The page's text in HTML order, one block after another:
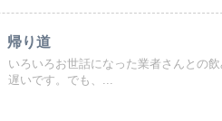
帰り道
いろいろお世話になった業者さんとの
遅いです。でも、...